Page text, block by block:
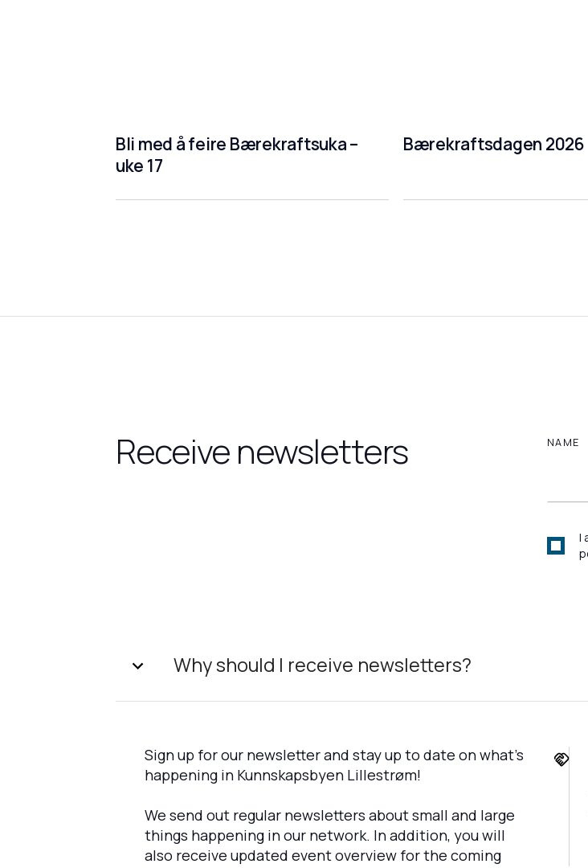
Bli med å feire Bærekraftsuka –
uke 17
Bærekraftsdagen 2026
Receive newsletters NAME
I
Why should I receive newsletters?
Sign up for our newsletter and stay up to date on what's
happening in Kunnskapsbyen Lillestrøm!
We send out regular newsletters about small and large
things happening in our network. In addition, you will
also receive updated event overview for the coming